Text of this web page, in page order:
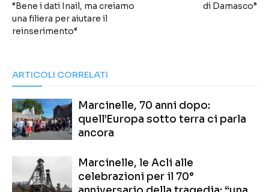
“Bene i dati Inail, ma creiamo
una filiera per aiutare il
reinserimento“
di Damasco”
ARTICOLI CORRELATI
Marcinelle, 70 anni dopo:
quell’Europa sotto terra ci parla
ancora
Marcinelle, le Acli alle
celebrazioni per il 70°